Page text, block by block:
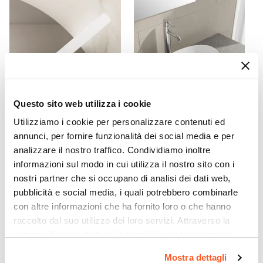
Questo sito web utilizza i cookie
Utilizziamo i cookie per personalizzare contenuti ed
annunci, per fornire funzionalità dei social media e per
analizzare il nostro traffico. Condividiamo inoltre
informazioni sul modo in cui utilizza il nostro sito con i
nostri partner che si occupano di analisi dei dati web,
pubblicità e social media, i quali potrebbero combinarle
con altre informazioni che ha fornito loro o che hanno
raccolto dal suo utilizzo dei loro servizi. Attraverso la
Mostra dettagli
Metallo
Assemblato
Kit Fissaggio A Muro
Rovere america
Caratteristiche
Lavorazione cannettata| Struttura posteriore
aperta
Caratteristiche Lavabo
Lavabo
Non incluso
Tipologia Lavabo
Appoggio
CODICE:FLT-3B
Lampada applique LED 30
cm in alluminio bianco -
Flot
€ 34,00
CODICE:LAV7
Bacinella d'appoggio lavabo
ovale in ceramica 41x33 cm
bianco lucido
€ 44,01